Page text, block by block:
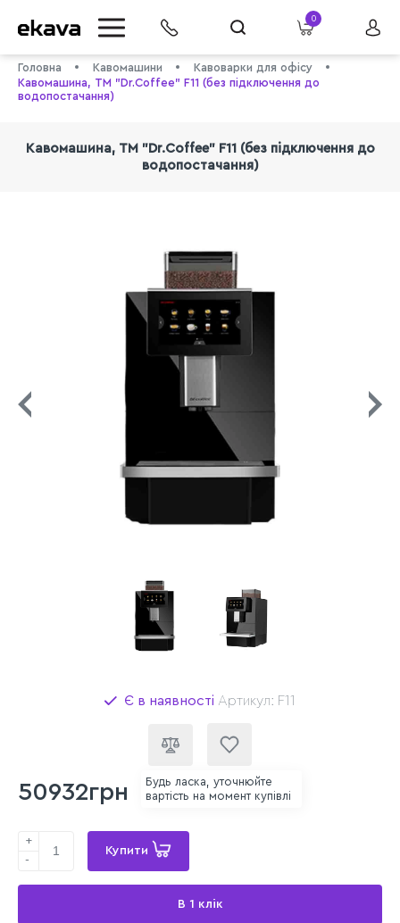
0
Головна Кавомашини
Кавоварки для офісу
Кавомашина, ТМ "Dr.Coffee" F11 (без підключення до
водопостачання)
Кавомашина, ТМ "Dr.Coffee" F11 (без підключення до
водопостачання)
Є в наявності Артикул: F11
50932грн
Будь ласка, уточнюйте
вартість на момент купівлі
+
-
Купити
В 1 клік